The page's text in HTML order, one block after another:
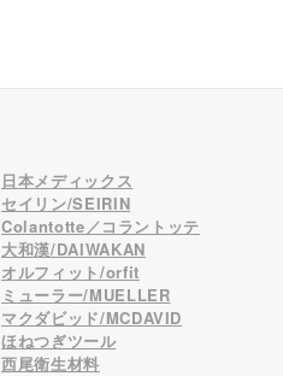
日本メディックス
セイリン/SEIRIN
Colantotte／コラントッテ
大和漢/DAIWAKAN
オルフィット/orfit
ミューラー/MUELLER
マクダビッド/MCDAVID
ほねつぎツール
西尾衛生材料